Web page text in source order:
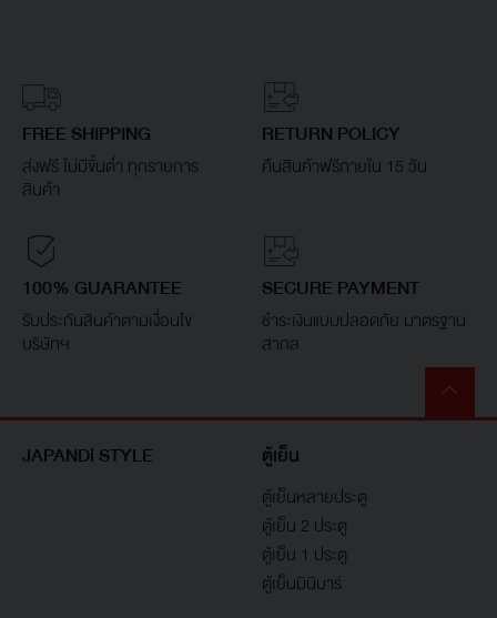
FREE SHIPPING
ส่งฟรี ไม่มีขั้นต่ำ ทุกรายการ
สินค้า
RETURN POLICY
คืนสินค้าฟรีภายใน 15 วัน
100% GUARANTEE
รับประกันสินค้าตามเงื่อนไข
บริษัทฯ
SECURE PAYMENT
ชำระเงินแบบปลอดภัย มาตรฐาน
สากล
JAPANDi STYLE ตู้เย็น
ตู้เย็นหลายประตู
ตู้เย็น 2 ประตู
ตู้เย็น 1 ประตู
ตู้เย็นมินิบาร์